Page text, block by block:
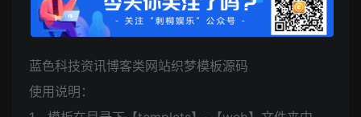
蓝色科技资讯博客类网站织梦模板源码
使用说明：